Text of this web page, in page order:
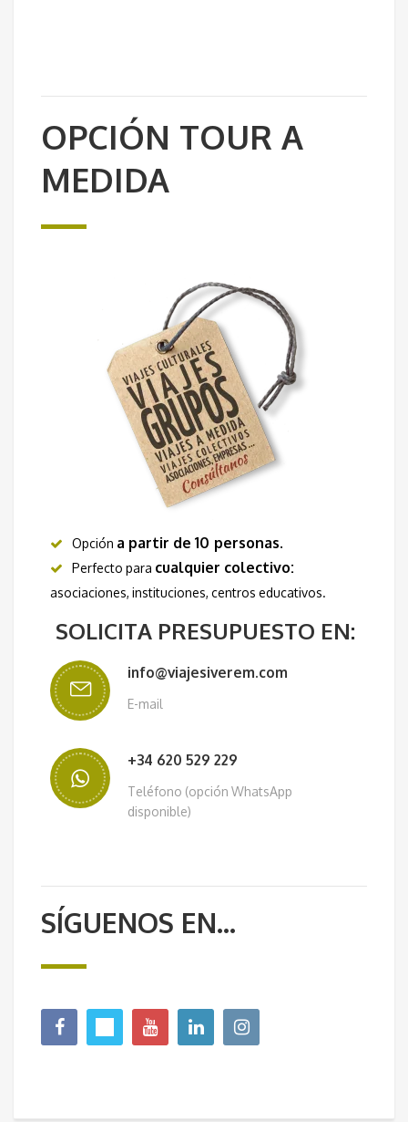
OPCIÓN TOUR A
MEDIDA
Opción a partir de 10 personas.
Perfecto para cualquier colectivo:
asociaciones, instituciones, centros educativos.
SOLICITA PRESUPUESTO EN:
info@viajesiverem.com
E-mail
+34 620 529 229
Teléfono (opción WhatsApp
disponible)
SÍGUENOS EN...